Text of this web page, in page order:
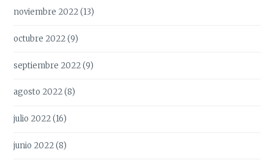
noviembre 2022(13)
octubre 2022(9)
septiembre 2022(9)
agosto 2022(8)
julio 2022(16)
junio 2022(8)